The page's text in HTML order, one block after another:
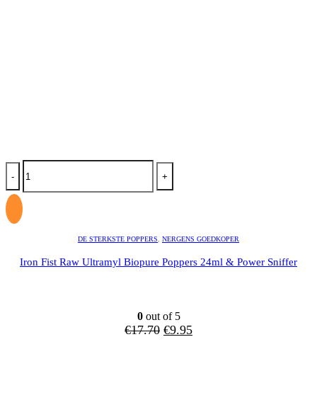
- +
DE STERKSTE POPPERS, NERGENS GOEDKOPER
Iron Fist Raw Ultramyl Biopure Poppers 24ml & Power Sniffer
0out of 5
€17.70 Oorspronkelijke
€9.95Huidige